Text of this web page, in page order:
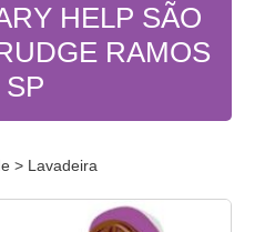
HELP SÃO
RAMOS
SP
> Lavadeira